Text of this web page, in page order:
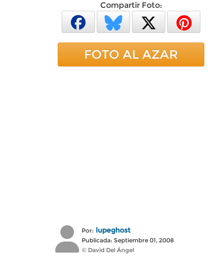
Compartir Foto:
FOTO AL AZAR
Por: lupeghost
Publicada: Septiembre 01, 2008
© David Del Ángel